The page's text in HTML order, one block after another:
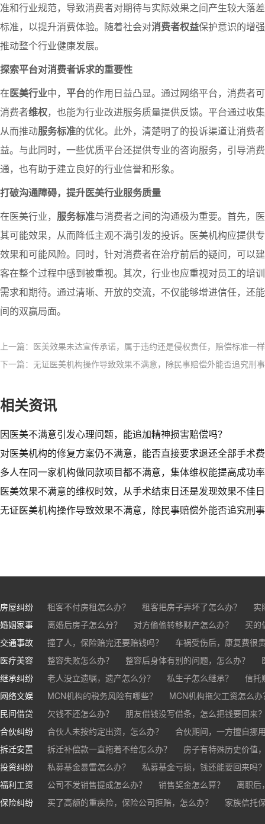
准和行业规范，导致消费者对期待与实际效果之间产生较大落
标准，以提升消费体验。随着社会对消费者权益保护意识的增
推动整个行业健康发展。
探索平台对消费者诉求的重要性
在医美行业中， 平台的作用日益凸显。通过网络平台，消费者
消费者维权，也能为行业改进服务质量提供反馈。平台通过收
从而推动服务标准的优化。此外，清楚明了的投诉渠道让消费
益。与此同时，一些优质平台还提供专业的咨询服务，引导消
通，也有助于建立良好的行业信誉和形象。
打破沟通障碍，提升医美行业服务质量
在医美行业， 服务标准与消费者之间的沟通极为重要。首先，
其可能效果，从而降低主观不满引发的投诉。医美机构应提供
效果和可能风险。同时，针对消费者在治疗前后的疑问，可以
客在整个过程中感到被重视。其次，行业也应重视对员工的培
需求和期待。通过清晰、开放的交流，不仅能够增进信任，还
间的双赢局面。
上一篇：医美效果未达宣传承诺，属于违约还是侵权责任，赔偿标准一
下一篇：无证医美机构操作导致效果不满意，除民事赔偿外能否追究刑
相关资讯
因医美不满意引发心理问题，能追加精神损害赔偿吗？​
对医美机构的修复方案仍不满意，能否直接要求退还全部手术
多人在同一家机构做同款项目都不满意，集体维权能提高成功
医美效果不满意的维权时效，从手术结束日还是发现效果不佳
无证医美机构操作导致效果不满意，除民事赔偿外能否追究刑
房屋纠纷 租客不付房租怎么办？ 租客把房子弄坏了怎么办？
实
房东不退押金怎么办？
买房的定金能退吗？ 买的房子
婚姻家事 离婚后房子怎么分？ 对方偷偷转移财产怎么办？
买的
离婚了公司股权怎么处理？
离婚后财产怎么分？
交通事故 撞了人，保险赔完还要赔钱吗？
车祸受伤后，康复费很
交通事故中，医保和对方赔偿能同时拿吗？
车祸导致人
医疗美容 整容失败怎么办？ 整容后身体有别的问题，怎么办？
医美机构宣传的与实际结果不符怎么办？
医疗事故怎么
医疗器械出问题，怎么办？
继承纠纷 老人没立遗嘱，遗产怎么分？ 私生子怎么继承？
信托
基金怎么继承？
股票怎么继承？
网络文娱 MCN机构的税务风险有哪些？
MCN机构拖欠工资怎么办
抖音账号归谁？
民间借贷 欠钱不还怎么办？
朋友借钱没写借条，怎么把钱要回来
帮人担保借款，对方不还，我要承担全部责任吗？
合伙纠纷 合伙人未按约定出资，怎么办？
合伙期间，一方擅自挪
和合伙人有矛盾，怎么办？
拆迁安置 拆迁补偿款一直拖着不给怎么办？
房子有特殊历史价值
投资纠纷
私募基金暴雷怎么办？
私募基金亏损，钱还能要回来吗
福利工资
公司不发销售提成怎么办？ 销售奖金怎么算？
离职后
销售目标未完成，公司有权不发提成和奖金吗？
公司变
保险纠纷 买了高额的重疾险，保险公司拒赔，怎么办？
家族信托